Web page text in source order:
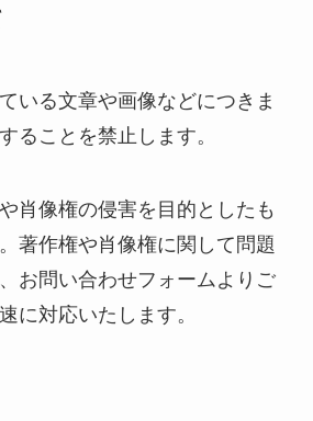
いる文章や画像などにつきま
ることを禁止します。
肖像権の侵害を目的としたも
著作権や肖像権に関して問題
お問い合わせフォームよりご
に対応いたします。